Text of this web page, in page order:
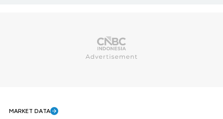
MARKET DATA